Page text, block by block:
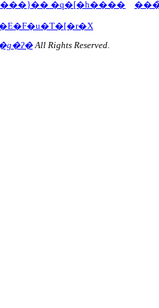
�q�[�h����
All Rights Reserved.